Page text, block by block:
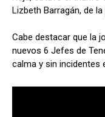
Lizbeth Barragán, de
Cabe destacar que la
nuevos 6 Jefes de
calma y sin incidentes